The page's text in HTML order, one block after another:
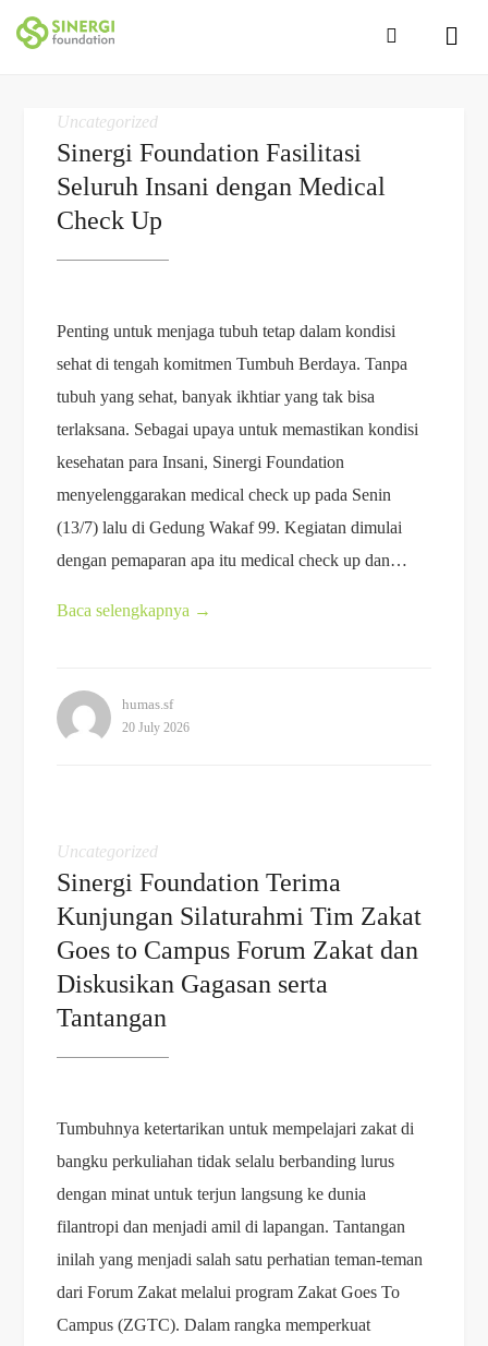
Uncategorized
Sinergi Foundation Fasilitasi
Seluruh Insani dengan Medical
Check Up
Penting untuk menjaga tubuh tetap dalam kondisi
sehat di tengah komitmen Tumbuh Berdaya. Tanpa
tubuh yang sehat, banyak ikhtiar yang tak bisa
terlaksana. Sebagai upaya untuk memastikan kondisi
kesehatan para Insani, Sinergi Foundation
menyelenggarakan medical check up pada Senin
(13/7) lalu di Gedung Wakaf 99. Kegiatan dimulai
dengan pemaparan apa itu medical check up dan…
Baca selengkapnya →
humas.sf
20 July 2026
Uncategorized
Sinergi Foundation Terima
Kunjungan Silaturahmi Tim Zakat
Goes to Campus Forum Zakat dan
Diskusikan Gagasan serta
Tantangan
Tumbuhnya ketertarikan untuk mempelajari zakat di
bangku perkuliahan tidak selalu berbanding lurus
dengan minat untuk terjun langsung ke dunia
filantropi dan menjadi amil di lapangan. Tantangan
inilah yang menjadi salah satu perhatian teman-teman
dari Forum Zakat melalui program Zakat Goes To
Campus (ZGTC). Dalam rangka memperkuat